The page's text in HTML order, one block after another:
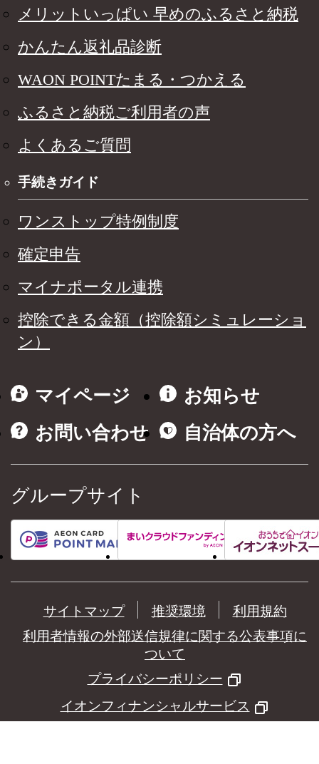
メリットいっぱい 早めのふるさと納税
かんたん返礼品診断
WAON POINTたまる・つかえる
ふるさと納税ご利用者の声
よくあるご質問
手続きガイド
ワンストップ特例制度
確定申告
マイナポータル連携
控除できる金額（控除額シミュレーショ
ン）
マイページ
お知らせ
お問い合わせ
自治体の方へ
グループサイト
サイトマップ 推奨環境
利用規約
利用者情報の外部送信規律に関する公表事項に
ついて
プライバシーポリシー
イオンフィナンシャルサービス